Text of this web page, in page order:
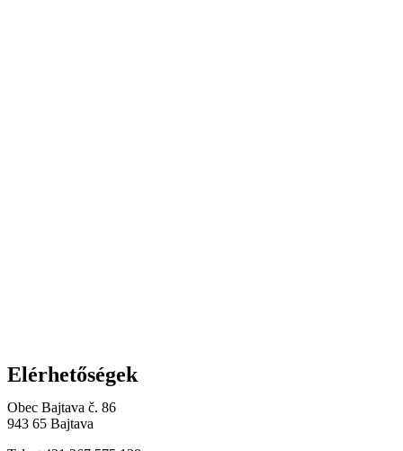
Elérhetőségek
Obec Bajtava č. 86
943 65 Bajtava